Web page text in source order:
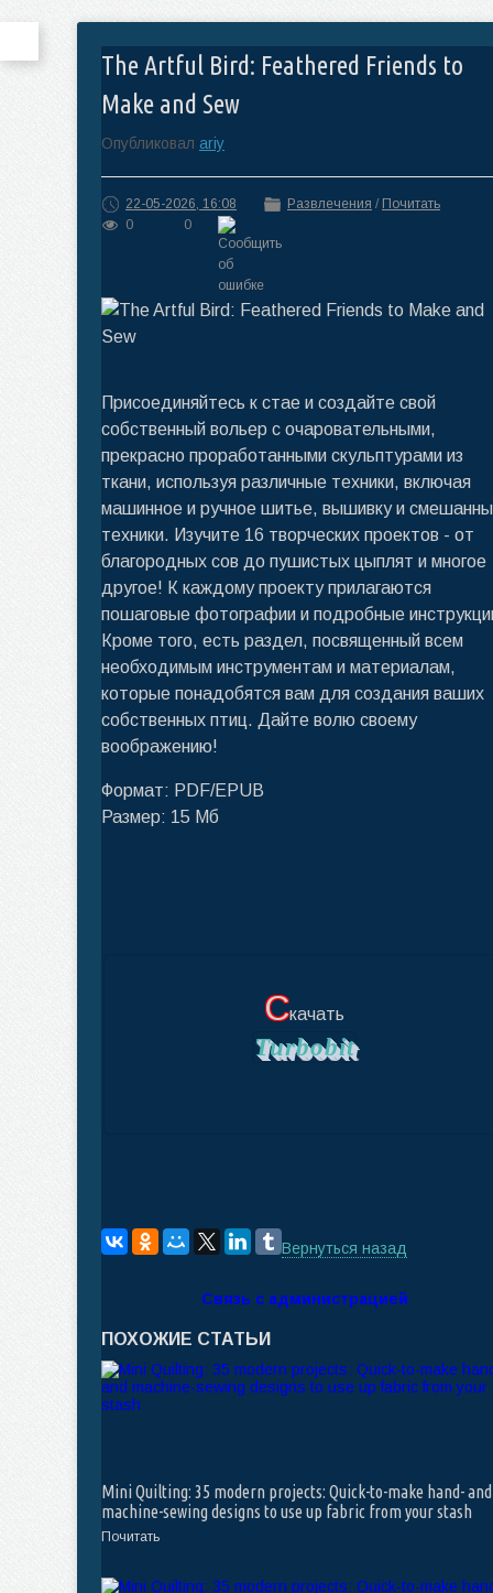
The Artful Bird: Feathered Friends to
Make and Sew
Опубликовал ariy
22-05-2026, 16:08 Развлечения / Почитать
0
0
Присоединяйтесь к стае и создайте свой
собственный вольер с очаровательными,
прекрасно проработанными скульптурами из
ткани, используя различные техники, включая
машинное и ручное шитье, вышивку и
техники. Изучите 16 творческих проектов - от
благородных сов до пушистых цыплят и многое
другое! К каждому проекту прилагаются
пошаговые фотографии и подробные
Кроме того, есть раздел, посвященный всем
необходимым инструментам и материалам,
которые понадобятся вам для создания ваших
собственных птиц. Дайте волю своему
воображению!
Формат: PDF/EPUB
Размер: 15 Мб
Скачать
Turbobit
Вернуться назад
Связь с администрацией
ПОХОЖИЕ СТАТЬИ
Mini Quilting: 35 modern projects: Quick-to-make hand- and
machine-sewing designs to use up fabric from your stash
Почитать